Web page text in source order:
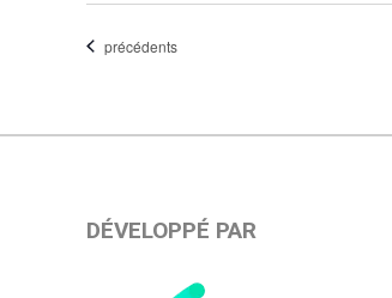
date.Évènements
précédents
DÉVELOPPÉ PAR